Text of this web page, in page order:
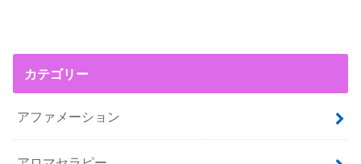
カテゴリー
アファメーション